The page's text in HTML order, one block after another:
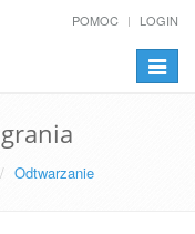
POMOC LOGIN
Odtwarzanie